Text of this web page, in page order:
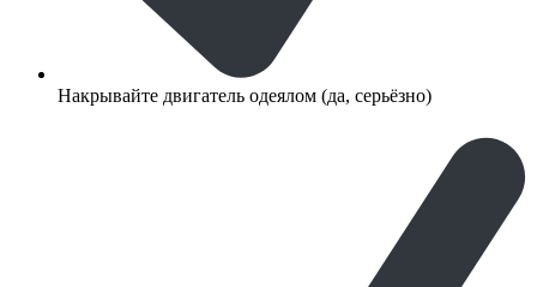
Накрывайте двигатель одеялом (да, серьёзно)